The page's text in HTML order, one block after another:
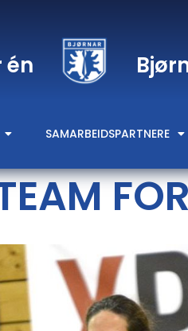
én
SAMARBEIDSPARTNERE